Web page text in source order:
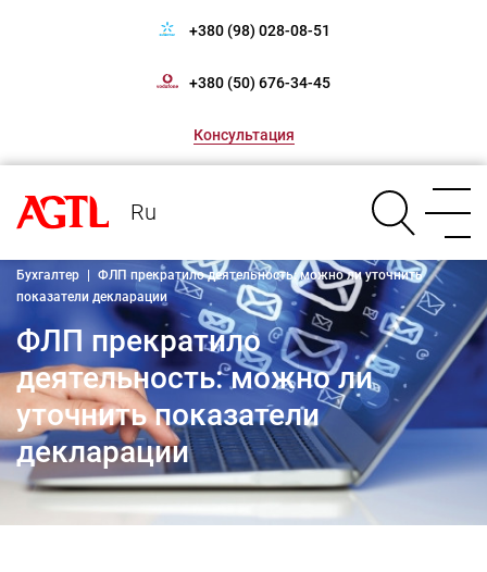
+380 (98) 028-08-51
+380 (50) 676-34-45
Консультация
Ru
Бухгалтер
ФЛП прекратило деятельность: можно ли уточнить
показатели декларации
ФЛП прекратило
деятельность: можно ли
уточнить показатели
декларации